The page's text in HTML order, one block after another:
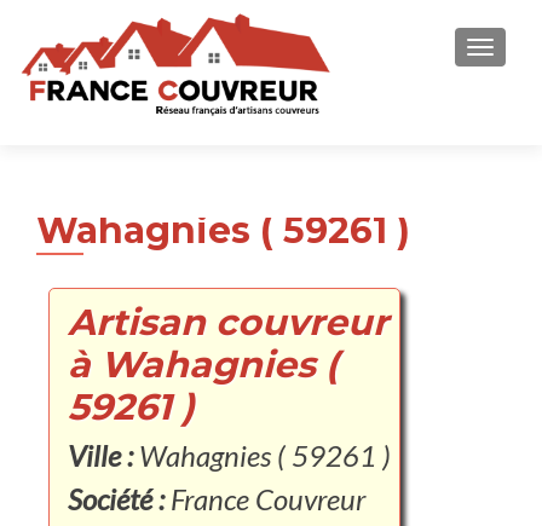
Wahagnies ( 59261 )
Artisan couvreur
à Wahagnies (
59261 )
Ville :Wahagnies ( 59261 )
Société :France Couvreur